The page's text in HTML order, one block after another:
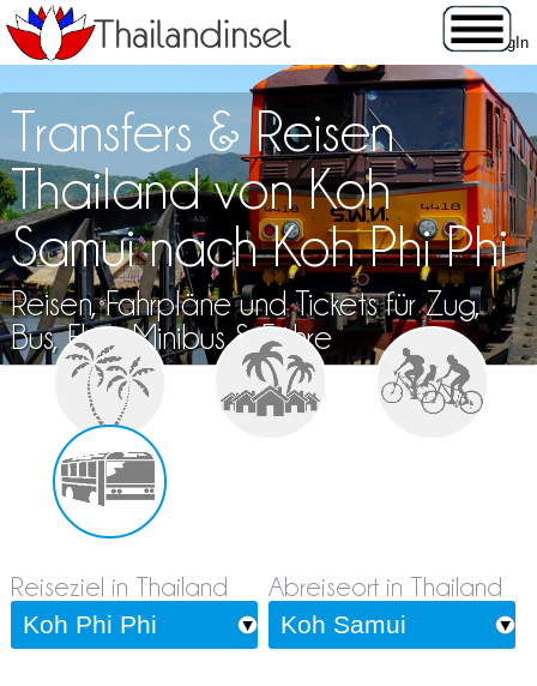
Transfers & Reisen
Thailand von Koh
Samui nach Koh Phi Phi
Reisen, Fahrpläne und Tickets für Zug,
Bus, Flug, Minibus & Fähre
Reiseziel in Thailand Abreiseort in Thailand